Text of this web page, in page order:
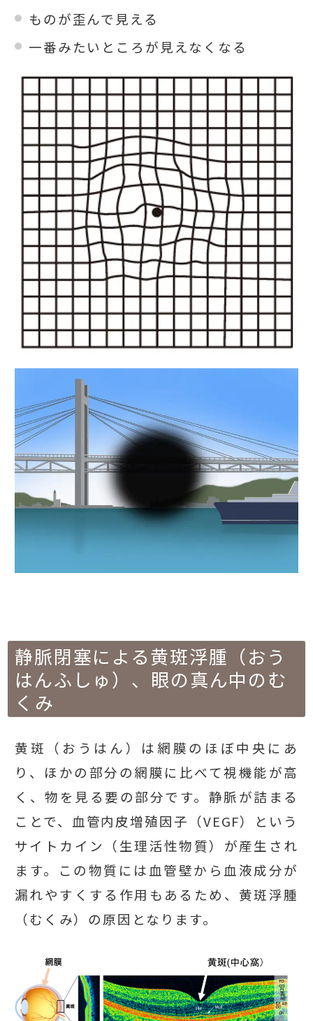
ものが歪んで見える
一番みたいところが見えなくなる
静脈閉塞による黄斑浮腫（おう
はんふしゅ）、眼の真ん中のむ
くみ
黄斑（おうはん）は網膜のほぼ中央にあ
り、ほかの部分の網膜に比べて視機能が高
く、物を見る要の部分です。静脈が詰まる
ことで、血管内皮増殖因子（VEGF）という
サイトカイン（生理活性物質）が産生され
ます。この物質には血管壁から血液成分が
漏れやすくする作用もあるため、黄斑浮腫
（むくみ）の原因となります。